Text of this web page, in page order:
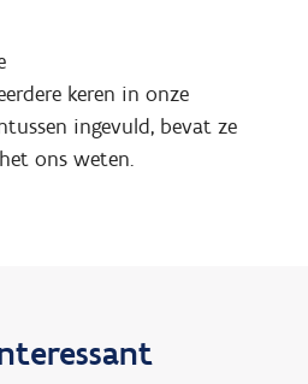
keren in onze
ingevuld, bevat ze
ons weten.